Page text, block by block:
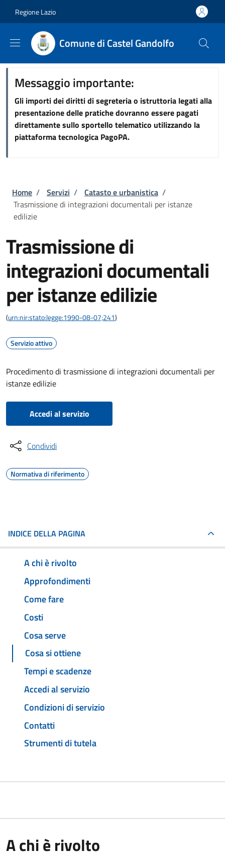
Regione Lazio
Comune di Castel Gandolfo
Messaggio importante:
Gli importi dei diritti di segreteria o istruttoria legati alla
presentazione delle pratiche dovranno essere pagati
direttamente sullo sportello telematico utilizzando la
piattaforma tecnologica PagoPA.
Briciole di pane
Home / Servizi / Catasto e urbanistica /
Trasmissione di integrazioni documentali per istanze
edilizie
Trasmissione di
integrazioni documentali
per istanze edilizie
(urn:nir:stato:legge:1990-08-07;241)
Servizio attivo
Procedimento di trasmissione di integrazioni documentali per
istanze edilizie
Accedi al servizio
Condividi
Normativa di riferimento
INDICE DELLA PAGINA
A chi è rivolto
Approfondimenti
Come fare
Costi
Cosa serve
Cosa si ottiene
Tempi e scadenze
Accedi al servizio
Condizioni di servizio
Contatti
Strumenti di tutela
A chi è rivolto